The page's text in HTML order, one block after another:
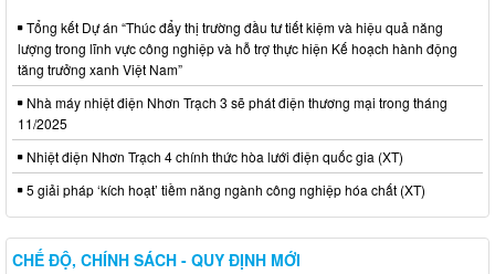
Tổng kết Dự án “Thúc đẩy thị trường đầu tư tiết kiệm và hiệu quả năng
lượng trong lĩnh vực công nghiệp và hỗ trợ thực hiện Kế hoạch hành động
tăng trưởng xanh Việt Nam”
Nhà máy nhiệt điện Nhơn Trạch 3 sẽ phát điện thương mại trong tháng
11/2025
Nhiệt điện Nhơn Trạch 4 chính thức hòa lưới điện quốc gia (XT)
5 giải pháp ‘kích hoạt’ tiềm năng ngành công nghiệp hóa chất (XT)
CHẾ ĐỘ, CHÍNH SÁCH - QUY ĐỊNH MỚI